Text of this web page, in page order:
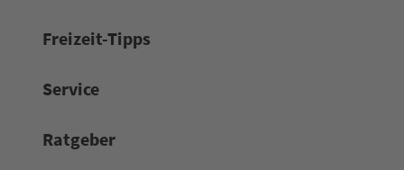
Frei­zeit-Tipps
Service
Rat­ge­ber